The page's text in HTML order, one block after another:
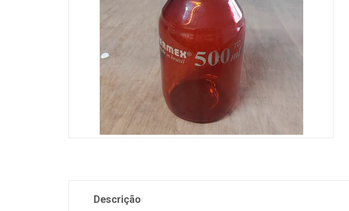
Descrição